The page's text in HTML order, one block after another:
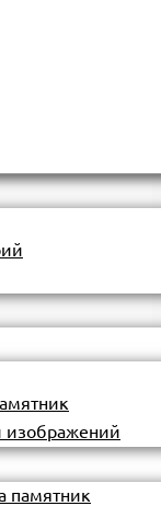
изображений
памятник